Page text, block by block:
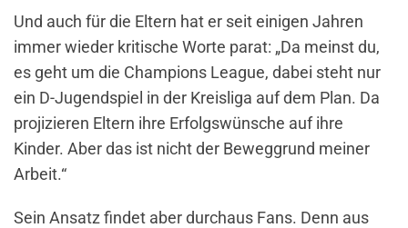
Und auch für die Eltern hat er seit einigen Jahren
immer wieder kritische Worte parat: „Da meinst du,
es geht um die Champions League, dabei steht nur
ein D-Jugendspiel in der Kreisliga auf dem Plan. Da
projizieren Eltern ihre Erfolgswünsche auf ihre
Kinder. Aber das ist nicht der Beweggrund meiner
Arbeit.“
Sein Ansatz findet aber durchaus Fans. Denn aus